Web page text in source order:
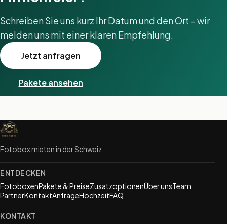
Schreiben Sie uns kurz Ihr Datum und den Ort – wir
melden uns mit einer klaren Empfehlung.
Jetzt anfragen
Pakete ansehen
Fotobox mieten in der Schweiz
ENTDECKEN
FotoboxenPakete & PreiseZusatzoptionenÜber unsTeam
PartnerKontaktAnfrageHochzeitFAQ
KONTAKT